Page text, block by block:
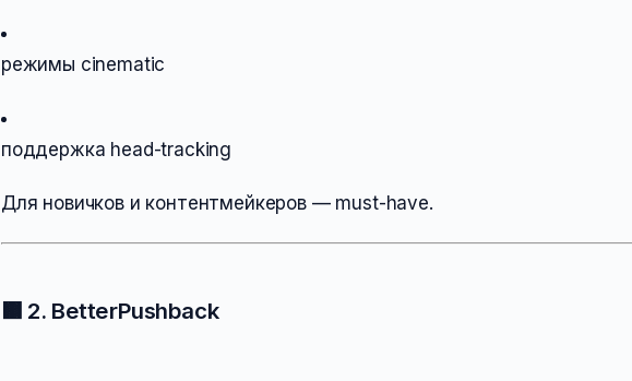
режимы cinematic
поддержка head-tracking
Для новичков и контентмейкеров — must-have.
🟫 2. BetterPushback